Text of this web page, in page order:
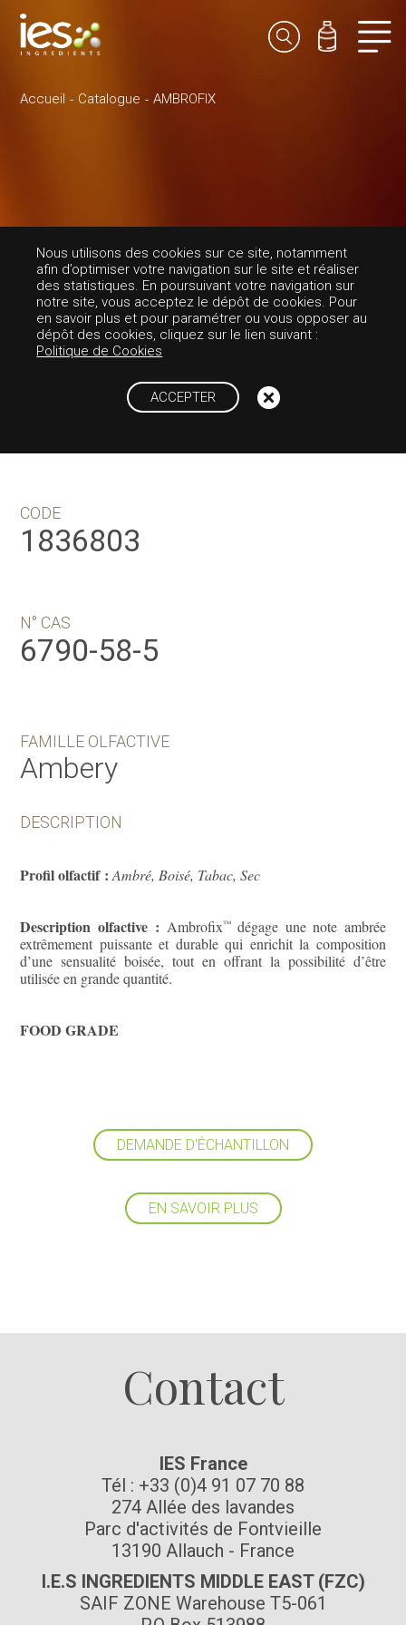
Accueil Catalogue AMBROFIX
PARFUMS-AMBRÉE
AMBROFIX
Nous utilisons des cookies sur ce site, notamment
afin d’optimiser votre navigation sur le site et réaliser
des statistiques. En poursuivant votre navigation sur
notre site, vous acceptez le dépôt de cookies. Pour
en savoir plus et pour paramétrer ou vous opposer au
dépôt des cookies, cliquez sur le lien suivant :
Politique de Cookies
ACCEPTER
CODE
1836803
N° CAS
6790-58-5
FAMILLE OLFACTIVE
Ambery
DESCRIPTION
Profil olfactif : Ambré, Boisé, Tabac, Sec
Description olfactive : Ambrofix™dégage une note ambrée
extrêmement puissante et durable qui enrichit la composition
d’une sensualité boisée, tout en offrant la possibilité d’être
utilisée en grande quantité.
FOOD GRADE
DEMANDE D'ÉCHANTILLON
EN SAVOIR PLUS
Contact
IES France
Tél : +33 (0)4 91 07 70 88
274 Allée des lavandes
Parc d'activités de Fontvieille
13190 Allauch - France
I.E.S INGREDIENTS MIDDLE EAST (FZC)
SAIF ZONE Warehouse T5-061